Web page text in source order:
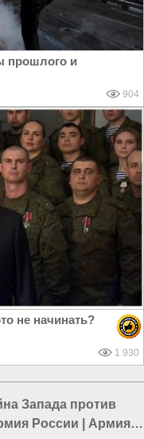
прошлого и
904
не начинать?
1 930
Запада против
России
Армия